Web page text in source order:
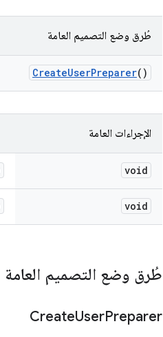
طُرق وضع التصميم العامة
CreateUserPreparer()
الإجراءات العامة
void
void
طُرق وضع التصميم العامة
CreateUserPreparer